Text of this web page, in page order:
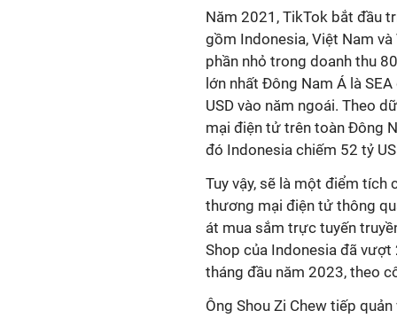
Năm 2021, TikTok bắt đầu
gồm Indonesia, Việt Nam
phần nhỏ trong doanh thu
lớn nhất Đông Nam Á là
USD vào năm ngoái. Theo
mại điện tử trên toàn Đông
đó Indonesia chiếm 52 tỷ
Tuy vậy, sẽ là một điểm
thương mại điện tử thông
át mua sắm trực tuyến
Shop của Indonesia đã
tháng đầu năm 2023, theo
Ông Shou Zi Chew tiếp